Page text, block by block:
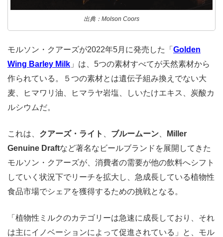
出典：Molson Coors
モルソン・クアーズが2022年5月に発売した「 Golden
Wing Barley Milk 」は、5つの素材すべてが天然素材から
作られている。５つの素材とは遺伝子組み換えでない大
麦、ヒマワリ油、ヒマラヤ岩塩、しいたけエキス、炭酸カ
ルシウムだ。
これは、 クアーズ・ライト ブルームーン
Miller
Genuine Draftなど著名なビールブランドを展開してきた
モルソン・クアーズが、消費者の需要が他の飲料へシフト
していく状況下でリーチを拡大し、急成長している植物性
食品市場でシェアを獲得するための挑戦となる。
「植物性ミルクのカテゴリーは急速に成長しており、それ
は主にイノベーションによって促進されている」と、モル